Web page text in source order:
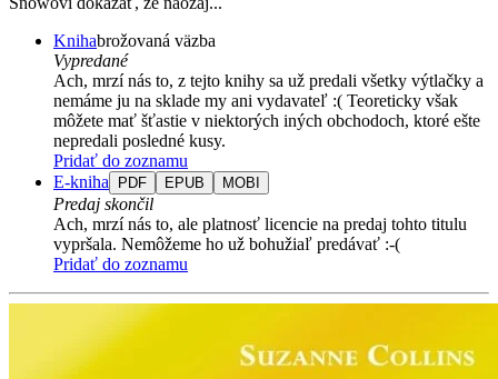
Knihabrožovaná väzba
Vypredané
Ach, mrzí nás to, z tejto knihy sa už predali všetky výtlačky a
nemáme ju na sklade my ani vydavateľ :( Teoreticky však
môžete mať šťastie v niektorých iných obchodoch, ktoré ešte
nepredali posledné kusy.
Pridať do zoznamu
E-kniha
PDF EPUB MOBI
Predaj skončil
Ach, mrzí nás to, ale platnosť licencie na predaj tohto titulu
vypršala. Nemôžeme ho už bohužiaľ predávať :-(
Pridať do zoznamu